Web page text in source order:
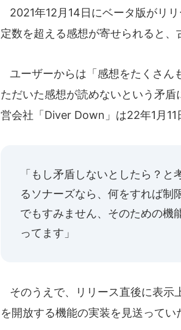
2021年12月14日にベータ版がリ
定数を超える感想が寄せられると
ユーザーからは「感想をたくさん
ただいた感想が読めないという矛
営会社「Diver Down」は22年1月
「もし矛盾しないとしたら？
るソナーズなら、何をすれば制
でもすみません、そのための機
ってます」
そのうえで、リリース直後に表示
を開放する機能の実装を見送ってい